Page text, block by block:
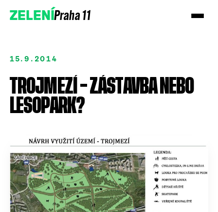
ZELENÍPraha 11
Podpořte nás
Přidejte se
15.9.2014
TROJMEZÍ – ZÁSTAVBA NEBO
LESOPARK?